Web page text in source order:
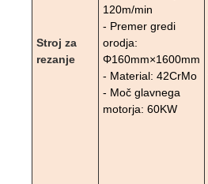
Stroj za
rezanje
120m/min
- Premer gredi
orodja:
Φ160mm×1600mm
- Material: 42CrMo
- Moč glavnega
motorja: 60KW